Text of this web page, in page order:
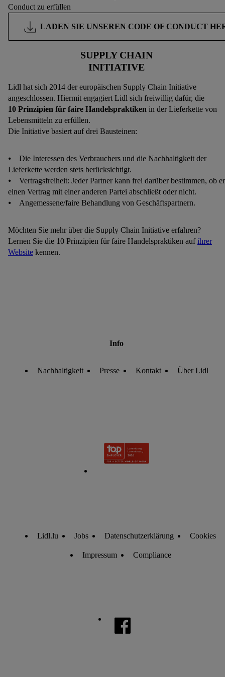
Conduct zu erfüllen
LADEN SIE UNSEREN CODE OF CONDUCT
SUPPLY CHAIN
INITIATIVE
Lidl hat sich 2014 der europäischen Supply Chain Initiative
angeschlossen. Hiermit engagiert Lidl sich freiwillig dafür, die
10 Prinzipien für faire Handelspraktiken in der Lieferkette von
Lebensmitteln zu erfüllen.
Die Initiative basiert auf drei Bausteinen:
⦁ Die Interessen des Verbrauchers und die Nachhaltigkeit der
Lieferkette werden stets berücksichtigt.
⦁ Vertragsfreiheit: Jeder Partner kann frei darüber bestimmen, ob er
einen Vertrag mit einer anderen Partei abschließt oder nicht.
⦁ Angemessene/faire Behandlung von Geschäftspartnern.
Möchten Sie mehr über die Supply Chain Initiative erfahren?
Lernen Sie die 10 Prinzipien für faire Handelspraktiken auf ihrer
Website kennen.
Info
Nachhaltigkeit Presse Kontakt Über Lidl
Lidl.lu Jobs Datenschutzerklärung Cookies
Impressum Compliance